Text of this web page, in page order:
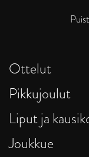
Ottelut
Pikkujoulut
Liput ja
Joukkue